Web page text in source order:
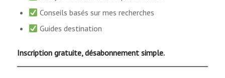
Conseils basés sur mes recherches
Guides destination
Inscription gratuite, désabonnement simple.